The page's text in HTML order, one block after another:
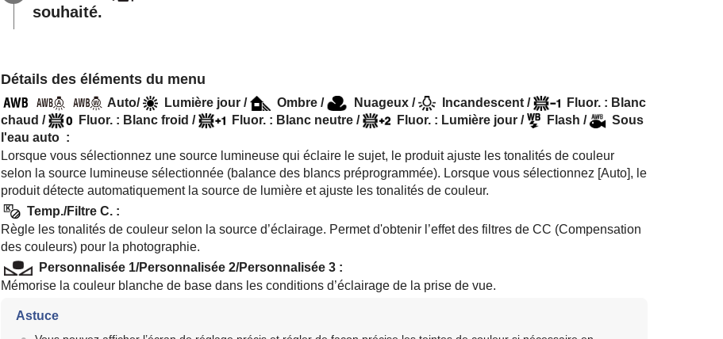
souhaité.
Détails des éléments du menu
Auto/ Lumière jour / Ombre / Nuageux / Incandescent /
Fluor. : Blanc
chaud / Fluor. : Blanc froid / Fluor. : Blanc neutre / Fluor. : Lumière jour / Flash /
Sous
l'eau auto :
Lorsque vous sélectionnez une source lumineuse qui éclaire le sujet, le produit ajuste les tonalités de couleur
selon la source lumineuse sélectionnée (balance des blancs préprogrammée). Lorsque vous sélectionnez [Auto], le
produit détecte automatiquement la source de lumière et ajuste les tonalités de couleur.
Temp./Filtre C.:
Règle les tonalités de couleur selon la source d’éclairage. Permet d'obtenir l’effet des filtres de CC (Compensation
des couleurs) pour la photographie.
Personnalisée 1/Personnalisée 2/Personnalisée 3:
Mémorise la couleur blanche de base dans les conditions d’éclairage de la prise de vue.
Astuce